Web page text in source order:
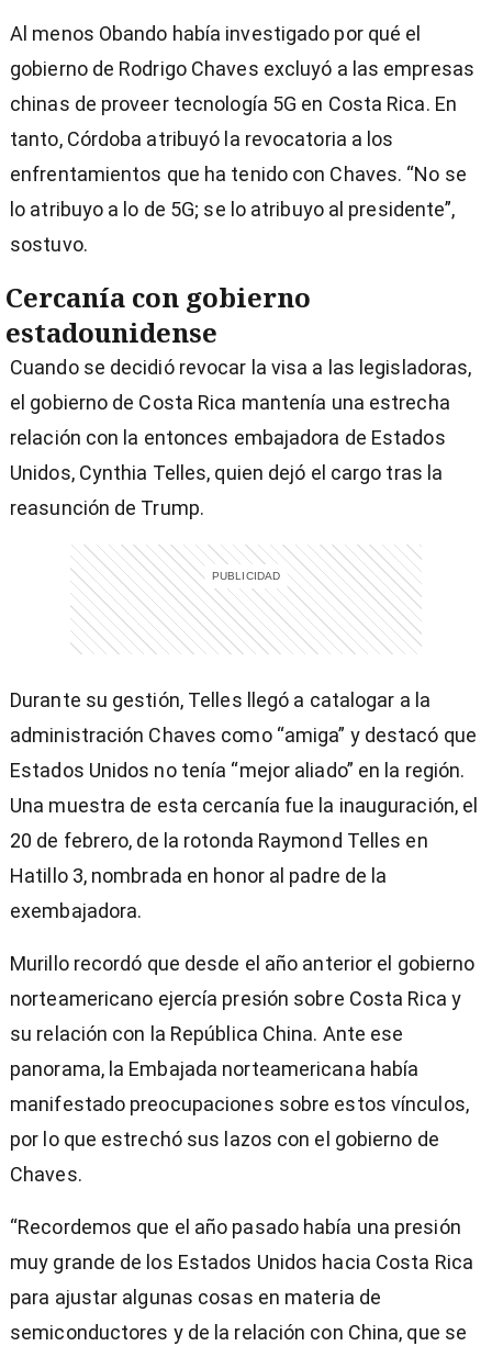
Al menos Obando había investigado por qué el
gobierno de Rodrigo Chaves excluyó a las empresas
chinas de proveer tecnología 5G en Costa Rica. En
tanto, Córdoba atribuyó la revocatoria a los
enfrentamientos que ha tenido con Chaves. “No se
lo atribuyo a lo de 5G; se lo atribuyo al presidente”,
sostuvo.
Cercanía con gobierno
estadounidense
Cuando se decidió revocar la visa a las legisladoras,
el gobierno de Costa Rica mantenía una estrecha
relación con la entonces embajadora de Estados
Unidos, Cynthia Telles, quien dejó el cargo tras la
reasunción de Trump.
Durante su gestión, Telles llegó a catalogar a la
administración Chaves como “amiga” y destacó que
Estados Unidos no tenía “mejor aliado” en la región.
Una muestra de esta cercanía fue la inauguración, el
20 de febrero, de la rotonda Raymond Telles en
Hatillo 3, nombrada en honor al padre de la
exembajadora.
Murillo recordó que desde el año anterior el gobierno
norteamericano ejercía presión sobre Costa Rica y
su relación con la República China. Ante ese
panorama, la Embajada norteamericana había
manifestado preocupaciones sobre estos vínculos,
por lo que estrechó sus lazos con el gobierno de
Chaves.
“Recordemos que el año pasado había una presión
muy grande de los Estados Unidos hacia Costa Rica
para ajustar algunas cosas en materia de
semiconductores y de la relación con China, que se